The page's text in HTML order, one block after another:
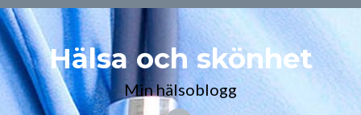
Hälsa och skönhet
Min hälsoblogg